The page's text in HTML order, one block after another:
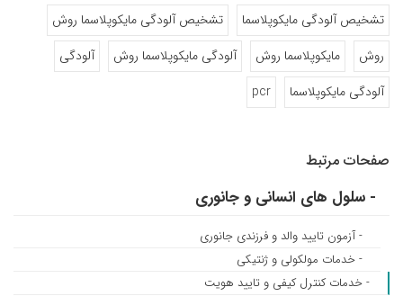
تشخیص آلودگی مایکوپلاسما
تشخیص آلودگی مایکوپلاسما روش
روش
مایکوپلاسما روش آلودگی مایکوپلاسما روش
آلودگی
آلودگی مایکوپلاسما
pcr
صفحات مرتبط
- سلول های انسانی و جانوری
- آزمون تایید والد و فرزندی جانوری
- خدمات مولکولی و ژنتیکی
- خدمات کنترل کیفی و تایید هویت